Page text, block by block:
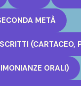
METÀ
(CARTACEO,
ORALI)